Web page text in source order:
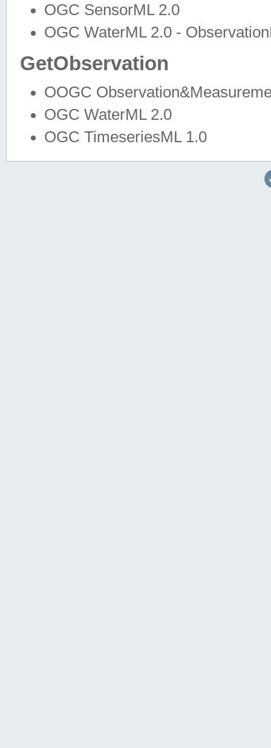
OGC SensorML 2.0
OGC WaterML 2.0 -
GetObservation
OOGC
OGC WaterML 2.0
OGC TimeseriesML 1.0